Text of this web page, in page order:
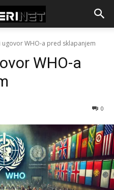
ugovor WHO-a pred sklapanjem
WHO-a
0